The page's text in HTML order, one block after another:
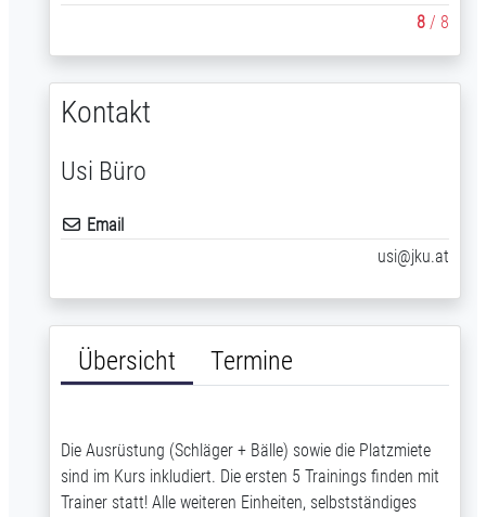
Übersicht Termine
Die Ausrüstung (Schläger + Bälle) sowie die Platzmiete
sind im Kurs inkludiert. Die ersten 5 Trainings finden mit
Trainer statt! Alle weiteren Einheiten, selbstständiges
8 / 8
Kontakt
Usi Büro
Email
usi@jku.at